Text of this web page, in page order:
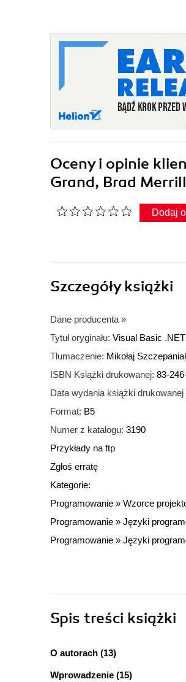
Oceny i opinie
Grand, Brad Merrill
Dodaj
Szczegółyksiążki
Dane producenta »
Tytuł oryginału: Visual Basic
Tłumaczenie: Mikołaj
ISBN Książki drukowanej: 83-
Data wydania książki drukowanej
Format: B5
Numer z katalogu: 3190
Przykłady na ftp
Zgłoś erratę
Kategorie:
Programowanie » Wzorce
Programowanie » Języki
Programowanie » Języki
Spis treści książki
O autorach (13)
Wprowadzenie (15)